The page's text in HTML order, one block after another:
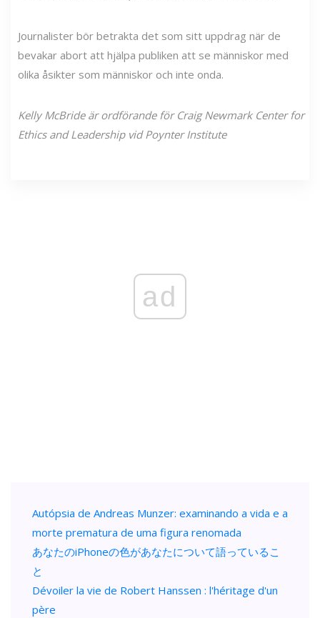
Journalister bör betrakta det som sitt uppdrag när de
bevakar abort att hjälpa publiken att se människor med
olika åsikter som människor och inte onda.
Kelly McBride är ordförande för Craig Newmark Center for
Ethics and Leadership vid Poynter Institute
ad
Autópsia de Andreas Munzer: examinando a vida e a
morte prematura de uma figura renomada
あなたのiPhoneの色があなたについて語っているこ
と
Dévoiler la vie de Robert Hanssen : l'héritage d'un
père